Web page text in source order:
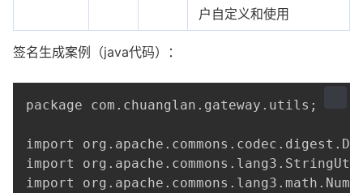
户自定义和使用
签名生成案例（java代码）：